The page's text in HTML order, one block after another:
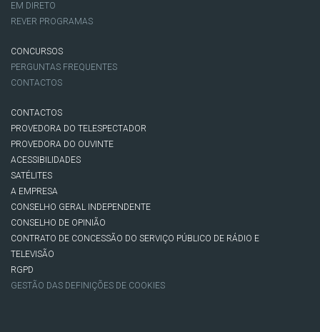
EM DIRETO
REVER PROGRAMAS
CONCURSOS
PERGUNTAS FREQUENTES
CONTACTOS
CONTACTOS
PROVEDORA DO TELESPECTADOR
PROVEDORA DO OUVINTE
ACESSIBILIDADES
SATÉLITES
A EMPRESA
CONSELHO GERAL INDEPENDENTE
CONSELHO DE OPINIÃO
CONTRATO DE CONCESSÃO DO SERVIÇO PÚBLICO DE RÁDIO E
TELEVISÃO
RGPD
GESTÃO DAS DEFINIÇÕES DE COOKIES